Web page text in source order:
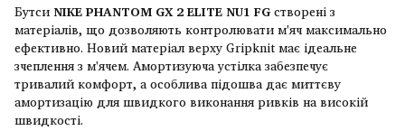
БутсиNIKE PHANTOM GX 2 ELITE NU1 FGстворені з
матеріалів, що дозволяють контролювати м'яч максимально
ефективно. Новий матеріал верху Gripknit має ідеальне
зчеплення з м'ячем. Амортизуюча устілка забезпечує
тривалий комфорт, а особлива підошва дає миттєву
амортизацію для швидкого виконання ривків на високій
швидкості.